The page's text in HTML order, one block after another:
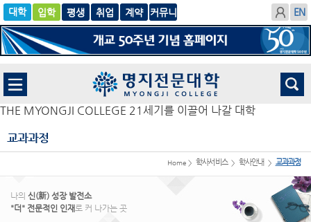
입학
글로
벌
평생 취업
계
약
THE MYONGJI COLLEGE 21세기를 이끌어 나갈 대학
교과과정
Home > 학사서비스 > 학사안내 > 교과과정
나의 신(新) 성장 발전소
"더" 전문적인 인재로 커 나가는 곳